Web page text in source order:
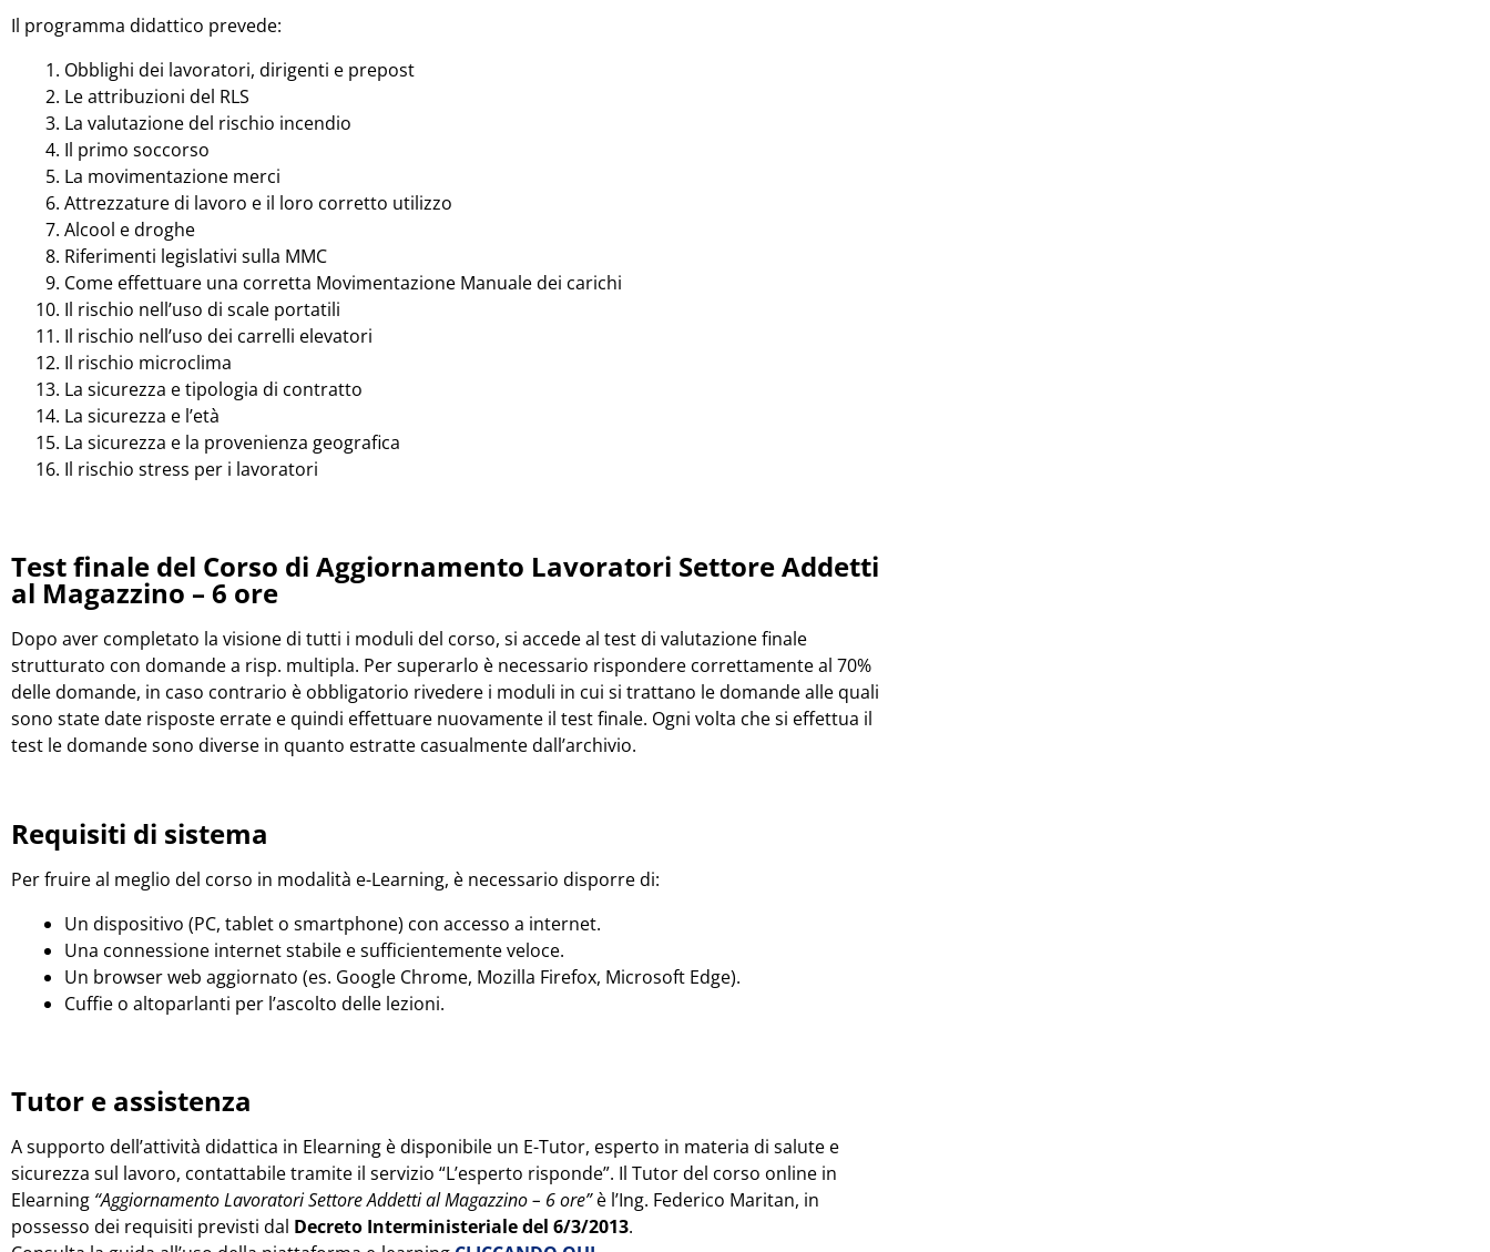
Il programma didattico prevede:
Obblighi dei lavoratori, dirigenti e prepost
Le attribuzioni del RLS
La valutazione del rischio incendio
Il primo soccorso
La movimentazione merci
Attrezzature di lavoro e il loro corretto utilizzo
Alcool e droghe
Riferimenti legislativi sulla MMC
Come effettuare una corretta Movimentazione Manuale dei carichi
Il rischio nell’uso di scale portatili
Il rischio nell’uso dei carrelli elevatori
Il rischio microclima
La sicurezza e tipologia di contratto
La sicurezza e l’età
La sicurezza e la provenienza geografica
Il rischio stress per i lavoratori
Test finale del Corso di Aggiornamento Lavoratori Settore Addetti
al Magazzino – 6 ore
Dopo aver completato la visione di tutti i moduli del corso, si accede al test di valutazione finale
strutturato con domande a risp. multipla. Per superarlo è necessario rispondere correttamente al 70%
delle domande, in caso contrario è obbligatorio rivedere i moduli in cui si trattano le domande alle quali
sono state date risposte errate e quindi effettuare nuovamente il test finale. Ogni volta che si effettua il
test le domande sono diverse in quanto estratte casualmente dall’archivio.
Requisiti di sistema
Per fruire al meglio del corso in modalità e-Learning, è necessario disporre di:
Un dispositivo (PC, tablet o smartphone) con accesso a internet.
Una connessione internet stabile e sufficientemente veloce.
Un browser web aggiornato (es. Google Chrome, Mozilla Firefox, Microsoft Edge).
Cuffie o altoparlanti per l’ascolto delle lezioni.
Tutor e assistenza
A supporto dell’attività didattica in Elearning è disponibile un E-Tutor, esperto in materia di salute e
sicurezza sul lavoro, contattabile tramite il servizio “L’esperto risponde”. Il Tutor del corso online in
Elearning “Aggiornamento Lavoratori Settore Addetti al Magazzino – 6 ore”è l’Ing. Federico Maritan, in
possesso dei requisiti previsti dal Decreto Interministeriale del 6/3/2013.